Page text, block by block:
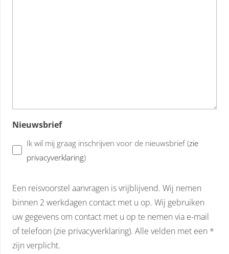
Nieuwsbrief
Ik wil mij graag inschrijven voor de nieuwsbrief (zie
privacyverklaring)
Een reisvoorstel aanvragen is vrijblijvend. Wij nemen
binnen 2 werkdagen contact met u op. Wij gebruiken
uw gegevens om contact met u op te nemen via e-mail
of telefoon (zie privacyverklaring). Alle velden met een *
zijn verplicht.